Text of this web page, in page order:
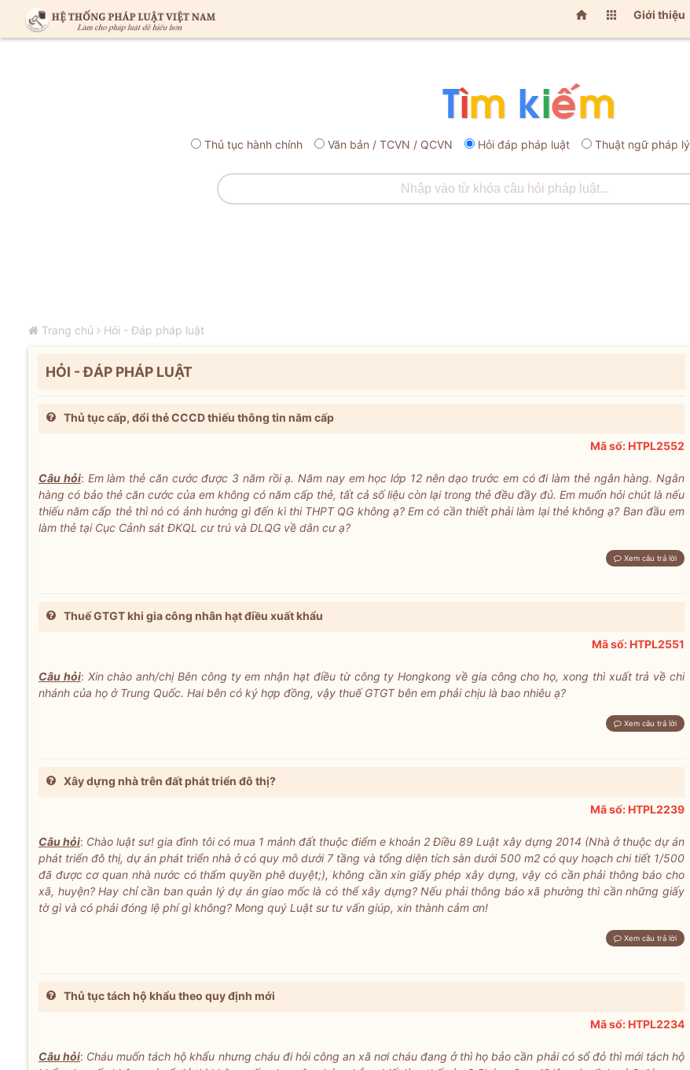
  Giới thiệu
Thủ tục hành chính Văn bản / TCVN / QCVN Hỏi đáp pháp luật Thuật ngữ pháp lý
Trang chủ Hỏi - Đáp pháp luật
HỎI - ĐÁP PHÁP LUẬT
Thủ tục cấp, đổi thẻ CCCD thiếu thông tin năm cấp
Mã số: HTPL2552
Câu hỏi: Em làm thẻ căn cước được 3 năm rồi ạ. Năm nay em học lớp 12 nên dạo trước em có đi làm thẻ ngân hàng. Ngân
hàng có bảo thẻ căn cước của em không có năm cấp thẻ, tất cả số liệu còn lại trong thẻ đều đầy đủ. Em muốn hỏi chút là nếu
thiếu năm cấp thẻ thì nó có ảnh hưởng gì đến kì thi THPT QG không ạ? Em có cần thiết phải làm lại thẻ không ạ? Ban đầu em
làm thẻ tại Cục Cảnh sát ĐKQL cư trú và DLQG về dân cư ạ?
Xem câu trả lời
Thuế GTGT khi gia công nhân hạt điều xuất khẩu
Mã số: HTPL2551
Câu hỏi: Xin chào anh/chị Bên công ty em nhận hạt điều từ công ty Hongkong về gia công cho họ, xong thì xuất trả về chi
nhánh của họ ở Trung Quốc. Hai bên có ký hợp đồng, vậy thuế GTGT bên em phải chịu là bao nhiêu ạ?
Xem câu trả lời
Xây dựng nhà trên đất phát triển đô thị?
Mã số: HTPL2239
Câu hỏi: Chào luật sư! gia đình tôi có mua 1 mảnh đất thuộc điểm e khoản 2 Điều 89 Luật xây dựng 2014 (Nhà ở thuộc dự án
phát triển đô thị, dự án phát triển nhà ở có quy mô dưới 7 tầng và tổng diện tích sàn dưới 500 m2 có quy hoạch chi tiết 1/500
đã được cơ quan nhà nước có thẩm quyền phê duyệt;), không cần xin giấy phép xây dựng, vậy có cần phải thông báo cho
xã, huyện? Hay chỉ cần ban quản lý dự án giao mốc là có thể xây dựng? Nếu phải thông báo xã phường thì cần những giấy
tờ gì và có phải đóng lệ phí gì không? Mong quý Luật sư tư vấn giúp, xin thành cảm ơn!
Xem câu trả lời
Thủ tục tách hộ khẩu theo quy định mới
Mã số: HTPL2234
Câu hỏi: Cháu muốn tách hộ khẩu nhưng cháu đi hỏi công an xã nơi cháu đang ở thì họ bảo cần phải có sổ đỏ thì mới tách hộ